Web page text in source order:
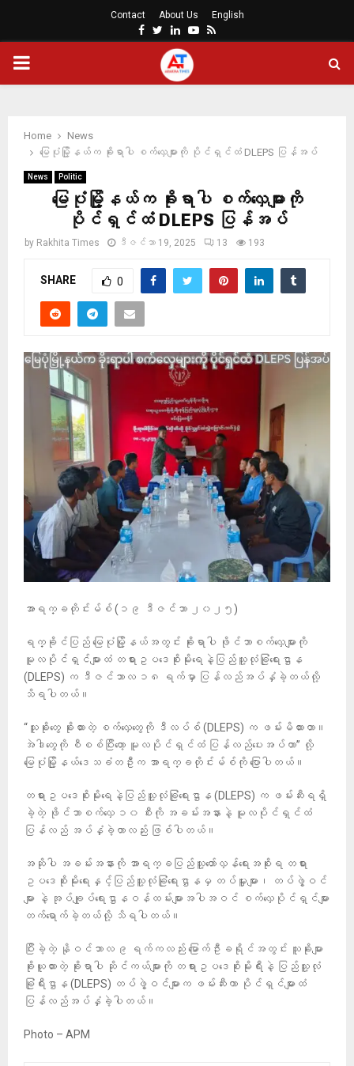
Contact About Us English
Facebook
Twitter
LinkedinYoutube
Rss
PRIMARY
Home
News
မြေပုံမြို့နယ်က ခိုးရာပါ စက်လှေများကို ပိုင်ရှင်ထံ DLEPS ပြန်အပ်
News Politic
မြေပုံမြို့နယ်က ခိုးရာပါ စက်လှေများကို
ပိုင်ရှင်ထံ DLEPS ပြန်အပ်
by Rakhita Times ဒီဇင်ဘာ 19, 2025 13 193
SHARE 0
အာရက္ခတိုင်းမ်စ် (၁၉ ဒီဇင်ဘာ ၂၀၂၅)
ရက္ခိုင်ပြည် မြေပုံမြို့နယ်အတွင်း ခိုးရာပါ ဖိုင်ဘာစက်လှေများကို
မူလပိုင်ရှင်များထံ တရားဥပဒေစိုးမိုးရေနဲ့ပြည်သူ့လုံခြုံရေးဌာန
(DLEPS) က ဒီဇင်ဘာလ ၁၈ ရက်မှာ ပြန်လည်အပ်နှံခဲ့တယ်လို့
သိရပါတယ်။
“သူခိုးတွေ ခိုးထားတဲ့ စက်လှေတွေကို ဒီလပ်စ် (DLEPS) က ဖမ်းမိထားတာ။
အဲဒါတွေကို စီစစ်ပြီးတော့ မူလပိုင်ရှင်ထံ ပြန်လည်ပေးအပ်တာ” လို့
မြေပုံမြို့နယ်ဒေသခံတဦးက အာရက္ခတိုင်းမ်စ်ကို ပြောပါတယ်။
တရားဥပဒေစိုးမိုးရေနဲ့ပြည်သူ့လုံခြုံရေးဌာန (DLEPS) က ဖမ်းဆီးရရှိ
ခဲ့တဲ့ ဖိုင်ဘာစက်လှေ ၁၀ စီးကို အခမ်းအနားနဲ့ မူလပိုင်ရှင်ထံ
ပြန်လည် အပ်နှံခဲ့တာလည်း ဖြစ်ပါတယ်။
အဆိုပါ အခမ်းအနားကို အာရက္ခပြည်သူ့တော်လှန်ရေးအစိုးရ တရား
ဥပဒေစိုးမိုးရေးနှင့်ပြည်သူ့လုံခြုံရေးဌာနမှ တပ်မှူးများ၊ တပ်ဖွဲ့ဝင်
များ နဲ့ အုပ်ချုပ်ရေးဌာနဝန်ထမ်းများအပါအဝင် စက်လှေပိုင်ရှင်များ
တက်ရောက်ခဲ့တယ်လို့ သိရပါတယ်။
ပြီးခဲ့တဲ့ နိုဝင်ဘာလ ၉ ရက်ကလည်း မြောက်ဦးခရိုင်အတွင်း သူခိုးများ
ခိုးယူထားတဲ့ ခိုးရာပါ ဆိုင်ကယ်များကို တရားဥပဒေစိုးမိုးရီးနဲ့ ပြည်သူ့လုံ
ခြုံရီးဌာန (DLEPS) တပ်ဖွဲ့ဝင်များက ဖမ်းဆီးကာ ပိုင်ရှင်များထံ
ပြန်လည်အပ်နှံခဲ့ပါတယ်။
Photo – APM